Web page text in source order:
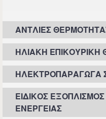
ΑΝΤΛΊΕΣ
ΗΛΙΑΚΉ
ΗΛΕΚΤΡΟΠΑΡΑΓΩΓΆ
ΕΙΔΙΚΌΣ
ΕΝΈΡΓΕΙΑΣ